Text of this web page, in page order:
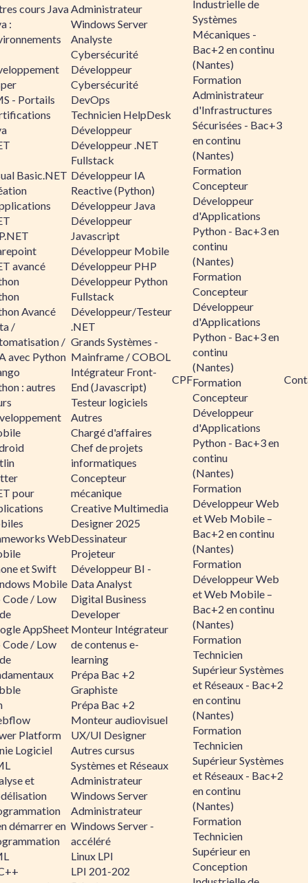
cours Java
:
- Portails
Basic.NET
avancé
Avancé
/
/
avec Python
: autres
pour
Web
et Swift
Mobile
/ Low
AppSheet
/ Low
Platform
Logiciel
et
démarrer en
Administrateur
Windows Server
Analyste
Cybersécurité
Développeur
Cybersécurité
DevOps
Technicien HelpDesk
Développeur
Développeur .NET
Fullstack
Développeur IA
Reactive (Python)
Développeur Java
Développeur
Javascript
Développeur Mobile
Développeur PHP
Développeur Python
Fullstack
Développeur/Testeur
.NET
Grands Systèmes -
Mainframe / COBOL
Intégrateur Front-
End (Javascript)
Testeur logiciels
Autres
Chargé d'affaires
Chef de projets
informatiques
Concepteur
mécanique
Creative Multimedia
Designer 2025
Dessinateur
Projeteur
Développeur BI -
Data Analyst
Digital Business
Developer
Monteur Intégrateur
de contenus e-
learning
Prépa Bac +2
Graphiste
Prépa Bac +2
Monteur audiovisuel
UX/UI Designer
Autres cursus
Systèmes et Réseaux
Administrateur
Windows Server
Administrateur
Windows Server -
accéléré
Linux LPI
LPI 201-202
CPF
Industrielle de
Systèmes
Mécaniques -
Bac+2 en continu
(Nantes)
Formation
Administrateur
d'Infrastructures
Sécurisées - Bac+3
en continu
(Nantes)
Formation
Concepteur
Développeur
d'Applications
Python - Bac+3 en
continu
(Nantes)
Formation
Concepteur
Développeur
d'Applications
Python - Bac+3 en
continu
(Nantes)
Formation
Concepteur
Développeur
d'Applications
Python - Bac+3 en
continu
(Nantes)
Formation
Développeur Web
et Web Mobile –
Bac+2 en continu
(Nantes)
Formation
Développeur Web
et Web Mobile –
Bac+2 en continu
(Nantes)
Formation
Technicien
Supérieur Systèmes
et Réseaux - Bac+2
en continu
(Nantes)
Formation
Technicien
Supérieur Systèmes
et Réseaux - Bac+2
en continu
(Nantes)
Formation
Technicien
Supérieur en
Conception